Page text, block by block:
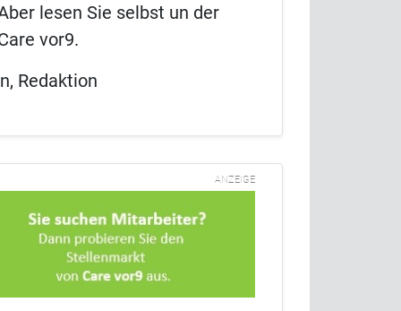
lesen Sie selbst un der
vor9.
Redaktion
ANZEIGE